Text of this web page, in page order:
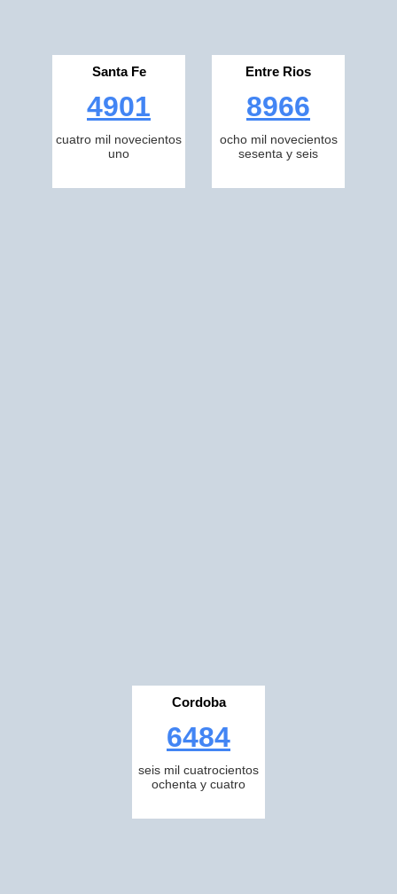
Santa Fe
4901
cuatro mil novecientos
uno
Entre Rios
8966
ocho mil novecientos
sesenta y seis
Cordoba
6484
seis mil cuatrocientos
ochenta y cuatro